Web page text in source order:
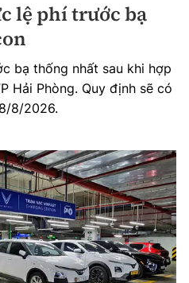
lệ phí trước bạ
bạ thống nhất sau khi hợp
Hải Phòng. Quy định sẽ có
8/2026.